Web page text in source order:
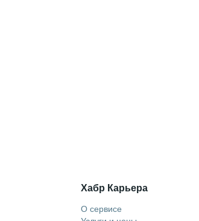
Хабр Карьера
О сервисе